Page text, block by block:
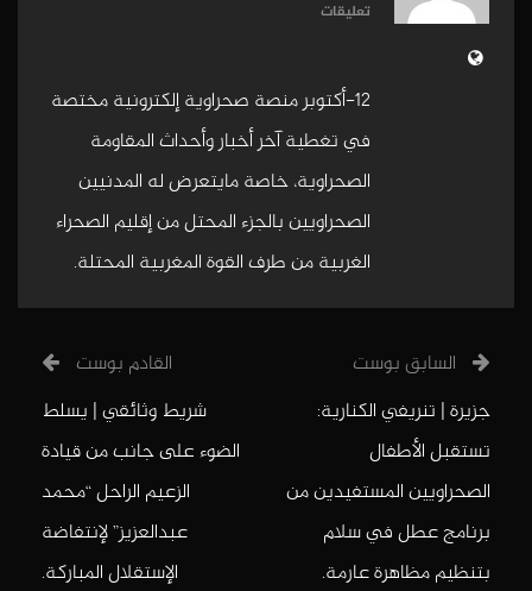
تعليقات
12-أكتوبر منصة صحراوية إلكترونية مختصة
في تغطية آخر أخبار وأحداث المقاومة
الصحراوية، خاصة مايتعرض له المدنيين
الصحراويين بالجزء المحتل من إقليم الصحراء
الغربية من طرف القوة المغربية المحتلة.
السابق بوست
جزيرة | تنريفي الكنارية:
تستقبل الأطفال
الصحراويين المستفيدين من
برنامج عطل في سلام
بتنظيم مظاهرة عارمة.
القادم بوست
شريط وثائقي | يسلط
الضوء على جانب من قيادة
الزعيم الراحل “محمد
عبدالعزيز” لإنتفاضة
الإستقلال المباركة.